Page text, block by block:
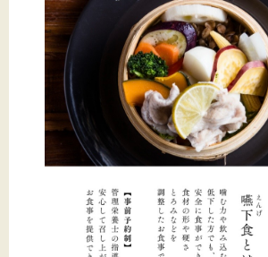
背景色
黒 白 黄